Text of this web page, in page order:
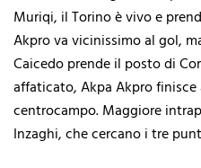
Muriqi, il Torino è vivo e
Akpro va vicinissimo al gol,
Caicedo prende il posto di
affaticato, Akpa Akpro
centrocampo. Maggiore
Inzaghi, che cercano i tre